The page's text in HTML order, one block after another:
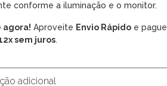
conforme a iluminação e o monitor.
agora! Aproveite Envio Rápido e pague
sem juros.
adicional